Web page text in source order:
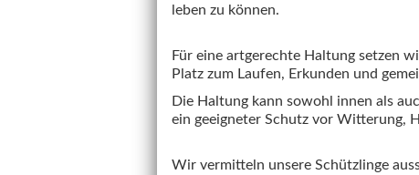
leben zu können.
Für eine artgerechte Haltung setzen
Platz zum Laufen, Erkunden und
Die Haltung kann sowohl innen als
ein geeigneter Schutz vor Witterung,
Wir vermitteln unsere Schützlinge